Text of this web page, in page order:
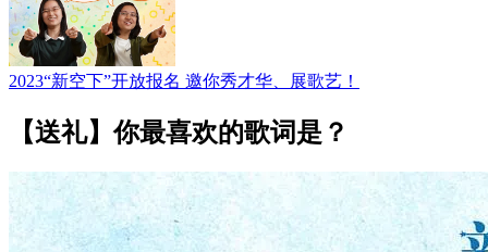
2023“新空下”开放报名 邀你秀才华、展歌艺！
【送礼】你最喜欢的歌词是？